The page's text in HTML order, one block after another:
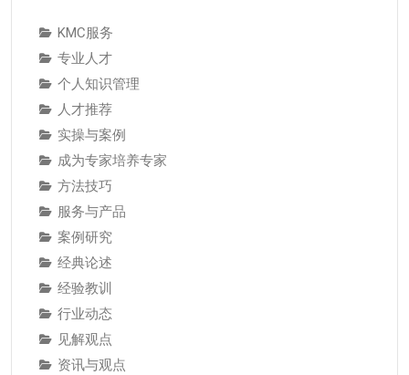
KMC服务
专业人才
个人知识管理
人才推荐
实操与案例
成为专家培养专家
方法技巧
服务与产品
案例研究
经典论述
经验教训
行业动态
见解观点
资讯与观点